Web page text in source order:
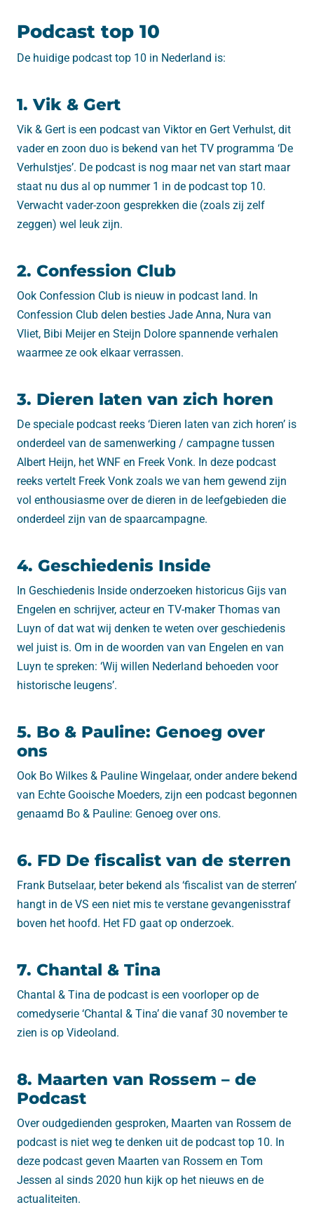
Podcast top 10
De huidige podcast top 10 in Nederland is:
1. Vik & Gert
Vik & Gert is een podcast van Viktor en Gert Verhulst, dit
vader en zoon duo is bekend van het TV programma ‘De
Verhulstjes’. De podcast is nog maar net van start maar
staat nu dus al op nummer 1 in de podcast top 10.
Verwacht vader-zoon gesprekken die (zoals zij zelf
zeggen) wel leuk zijn.
2. Confession Club
Ook Confession Club is nieuw in podcast land. In
Confession Club delen besties Jade Anna, Nura van
Vliet, Bibi Meijer en Steijn Dolore spannende verhalen
waarmee ze ook elkaar verrassen.
3. Dieren laten van zich horen
De speciale podcast reeks ‘Dieren laten van zich horen’ is
onderdeel van de samenwerking / campagne tussen
Albert Heijn, het WNF en Freek Vonk. In deze podcast
reeks vertelt Freek Vonk zoals we van hem gewend zijn
vol enthousiasme over de dieren in de leefgebieden die
onderdeel zijn van de spaarcampagne.
4. Geschiedenis Inside
In Geschiedenis Inside onderzoeken historicus Gijs van
Engelen en schrijver, acteur en TV-maker Thomas van
Luyn of dat wat wij denken te weten over geschiedenis
wel juist is. Om in de woorden van van Engelen en van
Luyn te spreken: ‘Wij willen Nederland behoeden voor
historische leugens’.
5. Bo & Pauline: Genoeg over
ons
Ook Bo Wilkes & Pauline Wingelaar, onder andere bekend
van Echte Gooische Moeders, zijn een podcast begonnen
genaamd Bo & Pauline: Genoeg over ons.
6. FD De fiscalist van de sterren
Frank Butselaar, beter bekend als ‘fiscalist van de sterren’
hangt in de VS een niet mis te verstane gevangenisstraf
boven het hoofd. Het FD gaat op onderzoek.
7. Chantal & Tina
Chantal & Tina de podcast is een voorloper op de
comedyserie ‘Chantal & Tina’ die vanaf 30 november te
zien is op Videoland.
8. Maarten van Rossem – de
Podcast
Over oudgedienden gesproken, Maarten van Rossem de
podcast is niet weg te denken uit de podcast top 10. In
deze podcast geven Maarten van Rossem en Tom
Jessen al sinds 2020 hun kijk op het nieuws en de
actualiteiten.